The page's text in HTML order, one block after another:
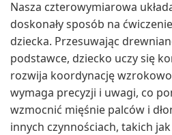
Nasza czterowymiarowa
doskonały sposób na
dziecka. Przesuwając
podstawce, dziecko uczy się
rozwija koordynację
wymaga precyzji i uwagi, co
wzmocnić mięśnie palców i
innych czynnościach, takich